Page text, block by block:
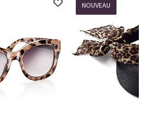
NOUVEAU